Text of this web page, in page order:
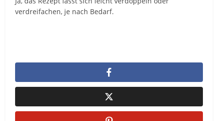
verdreifachen, je nach Bedarf.